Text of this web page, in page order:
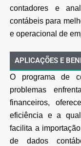
contadores e
contábeis para
e operacional de
APLICAÇÕES E
O programa de
problemas
financeiros,
eficiência e a
facilita a
de dados